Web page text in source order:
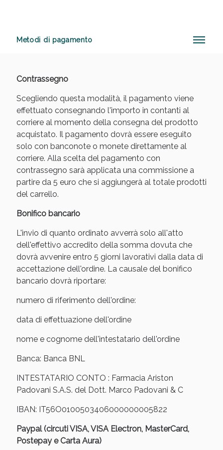
Metodi di pagamento
Contrassegno
Scegliendo questa modalità, il pagamento viene
effettuato consegnando l'importo in contanti al
corriere al momento della consegna del prodotto
acquistato. Il pagamento dovrà essere eseguito
solo con banconote o monete direttamente al
corriere. Alla scelta del pagamento con
contrassegno sarà applicata una commissione a
partire da 5 euro che si aggiungerà al totale prodotti
del carrello.
Bonifico bancario
L'invio di quanto ordinato avverrà solo all'atto
dell'effettivo accredito della somma dovuta che
dovrà avvenire entro 5 giorni lavorativi dalla data di
accettazione dell'ordine. La causale del bonifico
bancario dovrà riportare:
numero di riferimento dell'ordine:
data di effettuazione dell'ordine
nome e cognome dell'intestatario dell'ordine
Banca: Banca BNL
INTESTATARIO CONTO : Farmacia Ariston
Padovani S.A.S. del Dott. Marco Padovani & C
IBAN: IT56O0100503406000000005822
Paypal (circuti VISA, VISA Electron, MasterCard,
Postepay e Carta Aura)
Anticellulite e Fanghi: Sconto fino al 40% valido